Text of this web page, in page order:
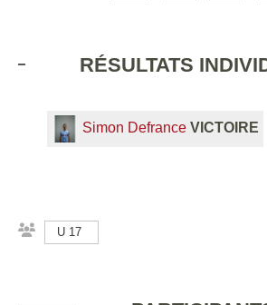
RÉSULTATS
Simon Defrance VICTOIRE
U 17